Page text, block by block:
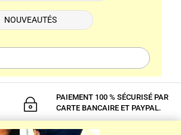
NOUVEAUTÉS
~
PAIEMENT 100 % SÉCURISÉ PAR
CARTE BANCAIRE ET PAYPAL.